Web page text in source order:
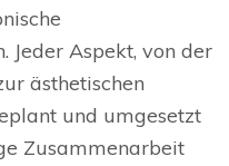
Jeder Aspekt, von der
ästhetischen
und umgesetzt
Zusammenarbeit